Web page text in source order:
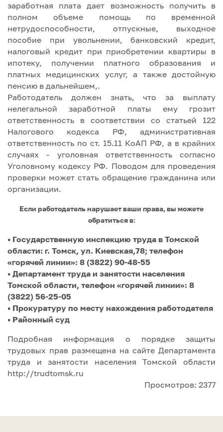
заработная плата дает возможность получить в
полном объеме помощь по временной
нетрудоспособности, отпускные, выходное
пособие при увольнении, банковский кредит,
налоговый кредит при приобретении квартиры в
ипотеку, получении платного образования и
платных медицинских услуг, а также достойную
пенсию в дальнейшем,.
Работодатель должен знать, что за выплату
нелегальной заработной платы ему грозит
ответственность в соответствии со статьей 122
Налогового кодекса РФ, административная
ответственность по ст. 15.11 КоАП РФ, а в крайних
случаях - уголовная ответственность согласно
Уголовному кодексу РФ. Поводом для проведения
проверки может стать обращение гражданина или
организации.
Если работодатель нарушает ваши права, вы можете
обратиться в:
• Государственную инспекцию труда в Томской
области: г. Томск, ул. Киевская,78; телефон
«горячей линии»: 8 (3822) 90-48-55
• Департамент труда и занятости населения
Томской области, телефон «горячей линии»: 8
(3822) 56-25-05
• Прокуратуру по месту нахождения работодателя
• Районный суд
Подробная информация о порядке защиты
трудовых прав размещена на сайте Департамента
труда и занятости населения Томской области
http://trudtomsk.ru
Просмотров: 2377